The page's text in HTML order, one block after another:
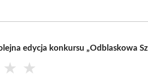
edycja konkursu „Odblaskowa
★ ★